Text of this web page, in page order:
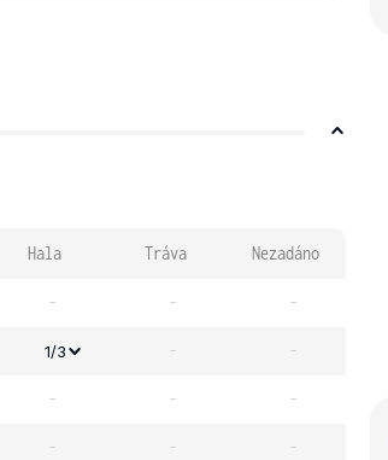
Hala Tráva Nezadáno
- - -
1/3 - -
- - -
- - -